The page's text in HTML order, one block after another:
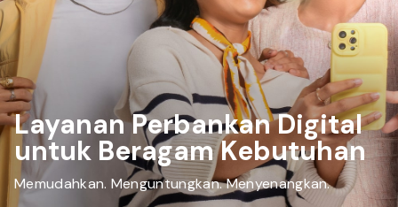
Layanan Perbankan Digital
untuk Beragam Kebutuhan
Memudahkan. Menguntungkan. Menyenangkan.